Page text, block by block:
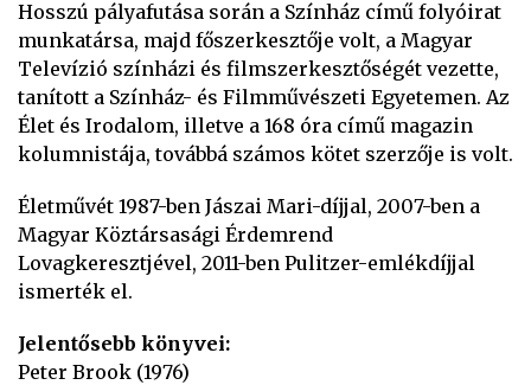
Hosszú pályafutása során a Színház című folyóirat
munkatársa, majd főszerkesztője volt, a Magyar
Televízió színházi és filmszerkesztőségét vezette,
tanított a Színház- és Filmművészeti Egyetemen. Az
Élet és Irodalom, illetve a 168 óra című magazin
kolumnistája, továbbá számos kötet szerzője is volt.
Életművét 1987-ben Jászai Mari-díjjal, 2007-ben a
Magyar Köztársasági Érdemrend
Lovagkeresztjével, 2011-ben Pulitzer-emlékdíjjal
ismerték el.
Jelentősebb könyvei:
Peter Brook (1976)